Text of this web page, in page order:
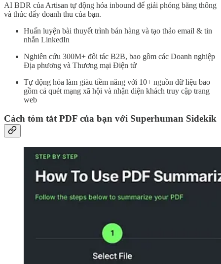
AI BDR của Artisan tự động hóa inbound để giải phóng băng thông
và thúc đẩy doanh thu của bạn.
Huấn luyện bài thuyết trình bán hàng và tạo thảo email & tin
nhắn LinkedIn
Nghiên cứu 300M+ đối tác B2B, bao gồm các Doanh nghiệp
Địa phương và Thương mại Điện tử
Tự động hóa làm giàu tiềm năng với 10+ nguồn dữ liệu bao
gồm cả quét mạng xã hội và nhận diện khách truy cập trang
web
Cách tóm tắt PDF của bạn với Superhuman Sidekik